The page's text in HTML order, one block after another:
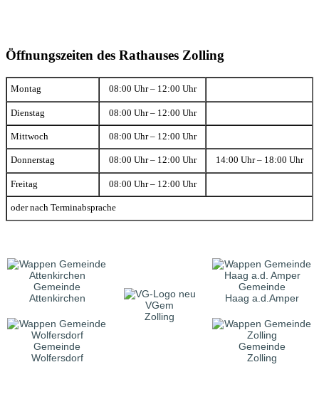
Öffnungszeiten des Rathauses Zolling
Montag 08:00 Uhr – 12:00 Uhr
Dienstag 08:00 Uhr – 12:00 Uhr
Mittwoch 08:00 Uhr – 12:00 Uhr
Donnerstag 08:00 Uhr – 12:00 Uhr 14:00 Uhr – 18:00 Uhr
Freitag 08:00 Uhr – 12:00 Uhr
oder nach Terminabsprache
Gemeinde
Attenkirchen
VGem
Zolling
Gemeinde
Haag a.d.Amper
Gemeinde
Wolfersdorf
Gemeinde
Zolling